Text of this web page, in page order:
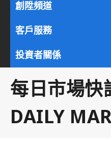
創陞頻道
客戶服務
投資者關係
每日市場快
DAILY